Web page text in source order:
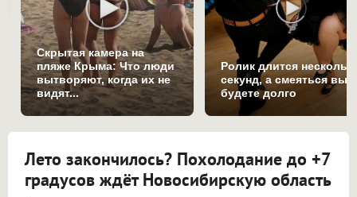
Скрытая камера на
пляже Крыма: Что люди
вытворяют, когда их не
видят...
Ролик длится
секунд, а смеяться вы
будете долго
Лето закончилось? Похолодание до +7
градусов ждёт Новосибирскую область